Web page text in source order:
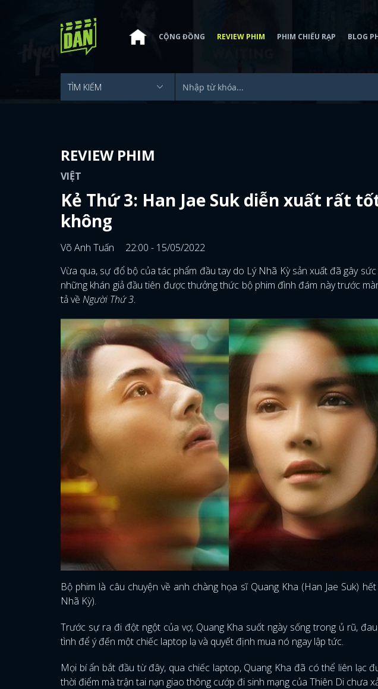
CỘNG ĐỒNG REVIEW PHIM PHIM CHIẾU RẠP BLOG
REVIEW PHIM
VIỆT
Kẻ Thứ 3: Han Jae Suk diễn xuất rất
không
Võ Anh Tuấn
22:00 - 15/05/2022
Vừa qua, sự đổ bộ của tác phẩm đầu tay do Lý Nhã Kỳ sản xuất đã gây
những khán giả đầu tiên được thưởng thức bộ phim đình đám này trước
tả về Người Thứ 3.
Bộ phim là câu chuyện về anh chàng họa sĩ Quang Kha (Han Jae Suk)
Nhã Kỳ).
Trước sự ra đi đột ngột của vợ, Quang Kha suốt ngày sống trong ủ rũ,
tình để ý đến một chiếc laptop lạ và quyết định mua nó ngay lập tức.
Mọi bí ẩn bắt đầu từ đây, qua chiếc laptop, Quang Kha đã có thể liên lạc
thời điểm mà trận tai nạn giao thông cướp đi sinh mạng của Thiên Di chưa